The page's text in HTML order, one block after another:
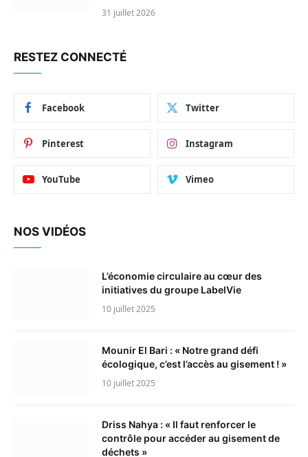
31 juillet 2026
RESTEZ CONNECTÉ
Facebook Twitter
Pinterest Instagram
YouTube Vimeo
NOS VIDÉOS
L’économie circulaire au cœur des
initiatives du groupe LabelVie
10 juillet 2025
Mounir El Bari : « Notre grand défi
écologique, c’est l’accès au gisement ! »
10 juillet 2025
Driss Nahya : « Il faut renforcer le
contrôle pour accéder au gisement de
déchets »